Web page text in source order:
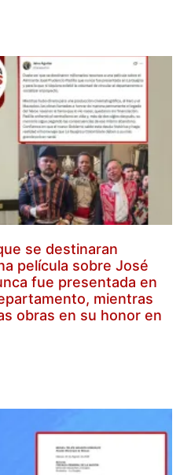
se destinaran
película sobre José
fue presentada en
mientras
obras en su honor en